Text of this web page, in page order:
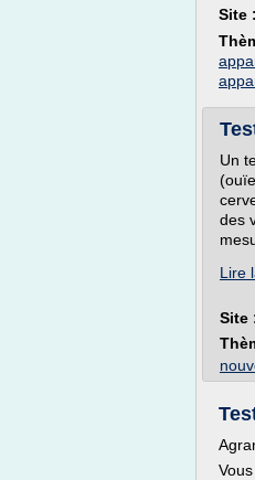
Site :
Un
des
Lire
Site